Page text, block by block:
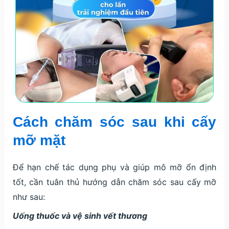
Cách chăm sóc sau khi cấy
mỡ mặt
Để hạn chế tác dụng phụ và giúp mô mỡ ổn định
tốt, cần tuân thủ hướng dẫn chăm sóc sau cấy mỡ
như sau:
Uống thuốc và vệ sinh vết thương